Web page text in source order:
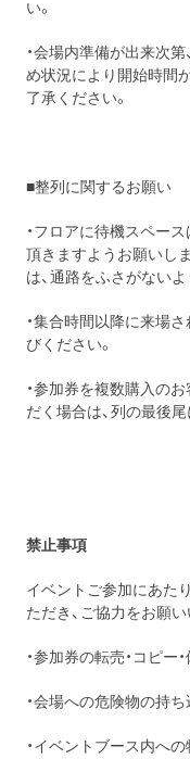
い。
・会場内準備が出来次
め状況により開始時間
了承ください。
■整列に関するお願い
・フロアに待機スペー
頂きますようお願いし
は、通路をふさがない
・集合時間以降に来場
びください。
・参加券を複数購入の
だく場合は、列の最後
禁止事項
イベントご参加にあた
ただき、ご協力をお願い
・参加券の転売・コピー
・会場への危険物の持ち
・イベントブース内へ